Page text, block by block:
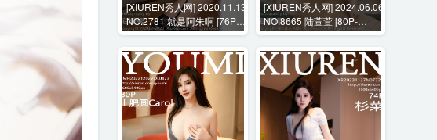
[XIUREN秀人网] 2020.11.13
NO.2781 就是阿朱啊 [76P-
701MB]
[XIUREN秀人网] 2024.06.06
NO.8665 陆萱萱 [80P-
650MB]